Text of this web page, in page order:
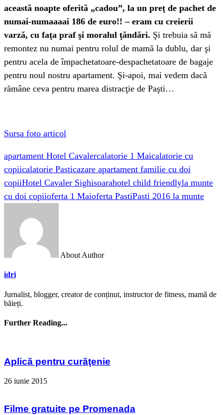
această noapte oferită „cadou”, la un preţ de pachet de
numai-numaaaai 186 de euro!! – eram cu creierii
varză, cu faţa praf şi moralul ţăndări. Şi trebuia să mă
remontez nu numai pentru rolul de mamă la dublu, dar şi
pentru acela de împachetatoare-despachetatoare de bagaje
pentru noul nostru apartament. Şi-apoi, mai vedem dacă
rămâne ceva pentru marea distracţie de Paşti…
Sursa foto articol
apartament Hotel Cavalercalatorie 1 Maicalatorie cu
copiicalatorie Pasticazare apartament familie cu doi
copiiHotel Cavaler Sighisoarahotel child friendlyla munte
cu doi copiioferta 1 Maioferta PastiPasti 2016 la munte
About Author
idri
Jurnalist, blogger, creator de conținut, instructor de fitness, mamă de
băieți.
Further Reading...
Aplică pentru curăţenie
26 iunie 2015
Filme gratuite pe Promenada